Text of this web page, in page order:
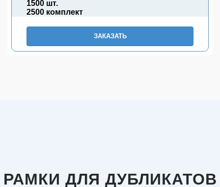
1500 шт.
2500 комплект
ЗАКАЗАТЬ
РАМКИ ДЛЯ ДУБЛИКАТОВ